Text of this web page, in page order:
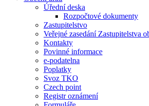
Úřední deska
Rozpočtové dokumenty
Zastupitelstvo
Veřejné zasedání Zastupitelstva
Kontakty
Povinné informace
e-podatelna
Poplatky
Svoz TKO
Czech point
Registr oznámení